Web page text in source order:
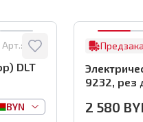
Арт.: 8122
DLT
BYN
9232, рез
2 580